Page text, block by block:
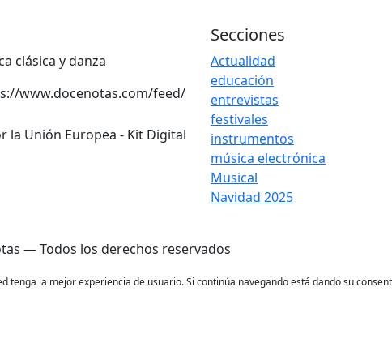
clásica y danza
www.docenotas.com/feed/
Secciones
Actualidad
educación
entrevistas
festivales
instrumentos
música electrónica
Musical
Navidad 2025
— Todos los derechos reservados
tenga la mejor experiencia de usuario. Si continúa navegando está dando su